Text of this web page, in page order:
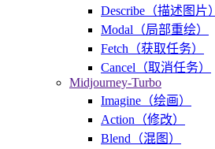
Describe（描述图片）
Modal（局部重绘）
Fetch（获取任务）
Cancel（取消任务）
Midjourney-Turbo
Imagine（绘画）
Action（修改）
Blend（混图）